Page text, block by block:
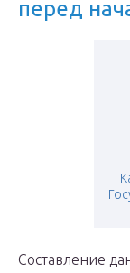
перед
Составление